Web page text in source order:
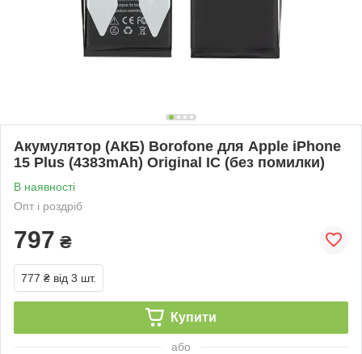
Акумулятор (АКБ) Borofone для Apple iPhone
15 Plus (4383mAh) Original IC (без помилки)
В наявності
Опт і роздріб
797 ₴
777 ₴ від 3 шт.
Купити
або